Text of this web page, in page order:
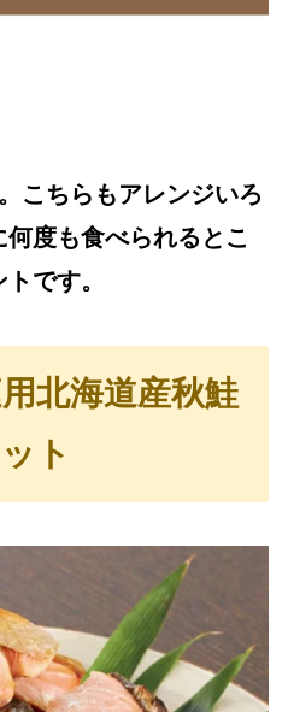
こちらもアレンジいろ
度も食べられるとこ
です。
北海道産秋鮭
ト